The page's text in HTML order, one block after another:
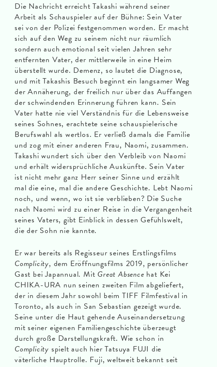
Die Nachricht erreicht Takashi während seiner
Arbeit als Schauspieler auf der Bühne: Sein Vater
sei von der Polizei festgenommen worden. Er macht
sich auf den Weg zu seinem nicht nur räumlich
sondern auch emotional seit vielen Jahren sehr
entfernten Vater, der mittlerweile in eine Heim
überstellt wurde. Demenz, so lautet die Diagnose,
und mit Takashis Besuch beginnt ein langsamer Weg
der Annäherung, der freilich nur über das Auffangen
der schwindenden Erinnerung führen kann. Sein
Vater hatte nie viel Verständnis für die Lebensweise
seines Sohnes, erachtete seine schauspielerische
Berufswahl als wertlos. Er verließ damals die Familie
und zog mit einer anderen Frau, Naomi, zusammen.
Takashi wundert sich über den Verbleib von Naomi
und erhält widersprüchliche Auskünfte. Sein Vater
ist nicht mehr ganz Herr seiner Sinne und erzählt
mal die eine, mal die andere Geschichte. Lebt Naomi
noch, und wenn, wo ist sie verblieben? Die Suche
nach Naomi wird zu einer Reise in die Vergangenheit
seines Vaters, gibt Einblick in dessen Gefühlswelt,
die der Sohn nie kannte.
Er war bereits als Regisseur seines Erstlingsfilms
Complicity, dem Eröffnungsfilms 2019, persönlicher
Gast bei Japannual. Mit Great Absence hat Kei
CHIKA-URA nun seinen zweiten Film abgeliefert,
der in diesem Jahr sowohl beim TIFF Filmfestival in
Toronto, als auch in San Sebastian gezeigt wurde.
Seine unter die Haut gehende Auseinandersetzung
mit seiner eigenen Familiengeschichte überzeugt
durch große Darstellungskraft. Wie schon in
Complicity spielt auch hier Tatsuya FUJI die
väterliche Hauptrolle. Fuji, weltweit bekannt seit